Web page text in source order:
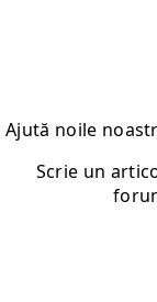
Ajută noile
Scrie un